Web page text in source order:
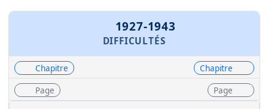
1927-1943
DIFFICULTÉS
Chapitre Chapitre
Page Page